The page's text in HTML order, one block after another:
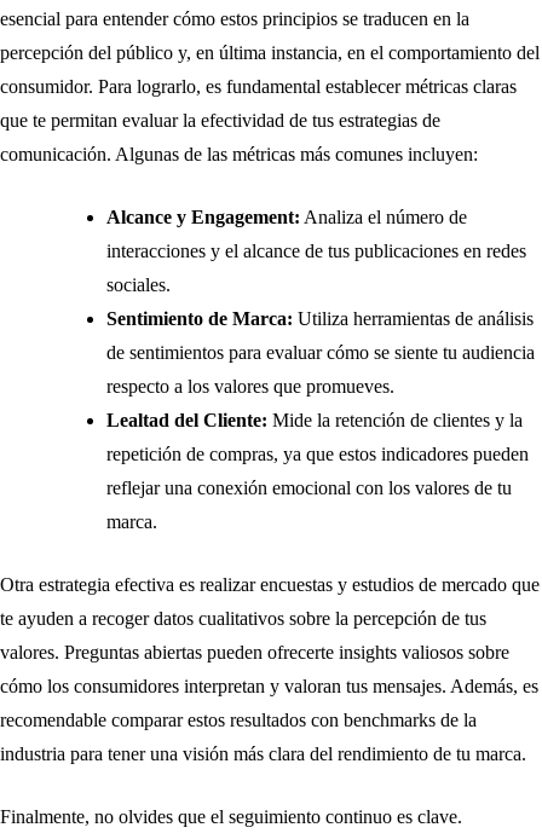
esencial para entender cómo estos principios se traducen en la
percepción del público y, en última instancia, en el comportamiento del
consumidor. Para lograrlo, es fundamental establecer métricas claras
que te permitan evaluar la efectividad de tus estrategias de
comunicación. Algunas de las métricas más comunes incluyen:
Alcance y Engagement: Analiza el número de
interacciones y el alcance de tus publicaciones en redes
sociales.
Sentimiento de Marca: Utiliza herramientas de análisis
de sentimientos para evaluar cómo se siente tu audiencia
respecto a los valores que promueves.
Lealtad del Cliente: Mide la retención de clientes y la
repetición de compras, ya que estos indicadores pueden
reflejar una conexión emocional con los valores de tu
marca.
Otra estrategia efectiva es realizar encuestas y estudios de mercado que
te ayuden a recoger datos cualitativos sobre la percepción de tus
valores. Preguntas abiertas pueden ofrecerte insights valiosos sobre
cómo los consumidores interpretan y valoran tus mensajes. Además, es
recomendable comparar estos resultados con benchmarks de la
industria para tener una visión más clara del rendimiento de tu marca.
Finalmente, no olvides que el seguimiento continuo es clave.